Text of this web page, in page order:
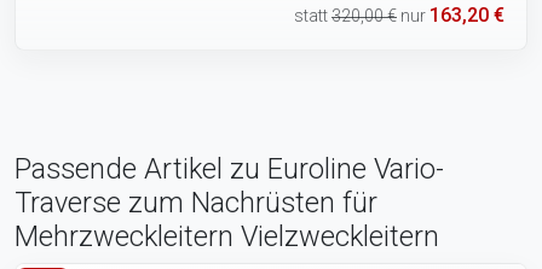
statt320,00 € nur 163,20 €
Passende Artikel zu Euroline Vario-
Traverse zum Nachrüsten für
Mehrzweckleitern Vielzweckleitern